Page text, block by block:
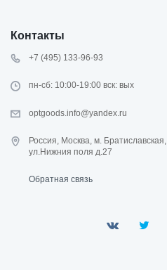
Контакты
+7 (495) 133-96-93
пн-сб: 10:00-19:00 вск: вых
optgoods.info@yandex.ru
Россия, Москва, м. Братиславская,
ул.Нижния поля д.27
Обратная связь